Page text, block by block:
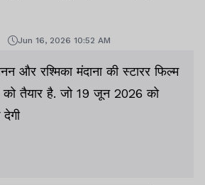
Jun 16, 2026 10:52 AM
और रश्मिका मंदाना की स्टारर फिल्म
तैयार है. जो 19 जून 2026 को